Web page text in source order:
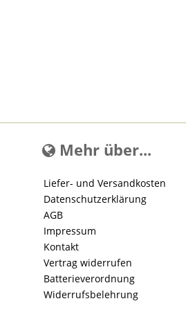
Mehr über...
Liefer- und Versandkosten
Datenschutzerklärung
AGB
Impressum
Kontakt
Vertrag widerrufen
Batterieverordnung
Widerrufsbelehrung